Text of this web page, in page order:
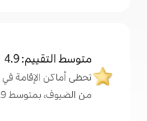
في مدينة لوبيز ماتيوس بتقييم عالٍ